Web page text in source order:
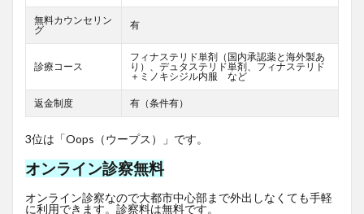
無料カウンセリン
グ
有
診療コース
フィナステリド単剤（国内承認薬と海外製あ
り）、デュタステリド単剤、フィナステリド
＋ミノキシジル内服 など
返金制度 有（条件有）
3位は「Oops（ウープス）」です。
オンライン診察無料
オンライン診察なので大都市中心部まで外出しなくても手軽
に利用できます。診察料は無料です。